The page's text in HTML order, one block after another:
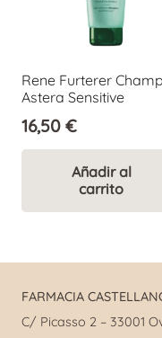
Rene Furterer
Astera Sensitive
16,50 €
Añadir al
carrito
FARMACIA
C/ Picasso 2 – 33001